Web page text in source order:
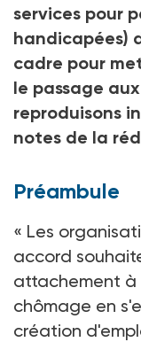
services pour
handicapées)
cadre pour
le passage
reproduisons
notes de la
Préambule
« Les
accord
attachement à
chômage en
création